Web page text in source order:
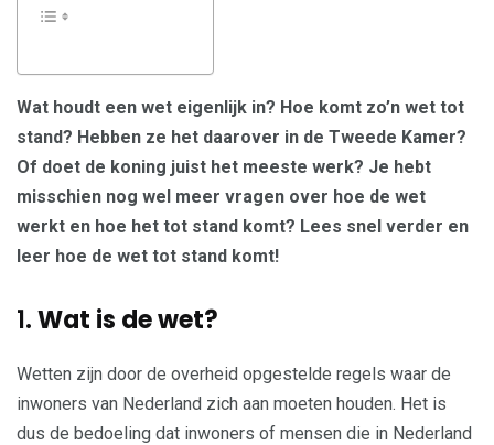
Wat houdt een wet eigenlijk in? Hoe komt zo’n wet tot
stand? Hebben ze het daarover in de Tweede Kamer?
Of doet de koning juist het meeste werk? Je hebt
misschien nog wel meer vragen over hoe de wet
werkt en hoe het tot stand komt? Lees snel verder en
leer hoe de wet tot stand komt!
1.Wat is de wet?
Wetten zijn door de overheid opgestelde regels waar de
inwoners van Nederland zich aan moeten houden. Het is
dus de bedoeling dat inwoners of mensen die in Nederland